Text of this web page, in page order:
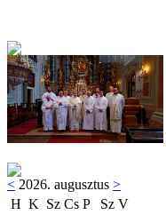
< 2026. augusztus >
H K Sz Cs P Sz V